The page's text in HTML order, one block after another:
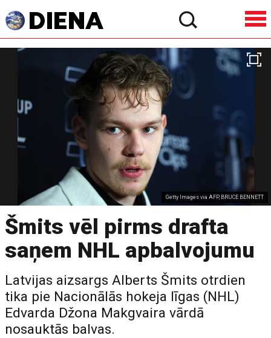
Getty Images via AFP, BRUCE BENNETT
Šmits vēl pirms drafta
saņem NHL apbalvojumu
Latvijas aizsargs Alberts Šmits otrdien
tika pie Nacionālās hokeja līgas (NHL)
Edvarda Džona Makgvaira vārdā
nosauktās balvas.